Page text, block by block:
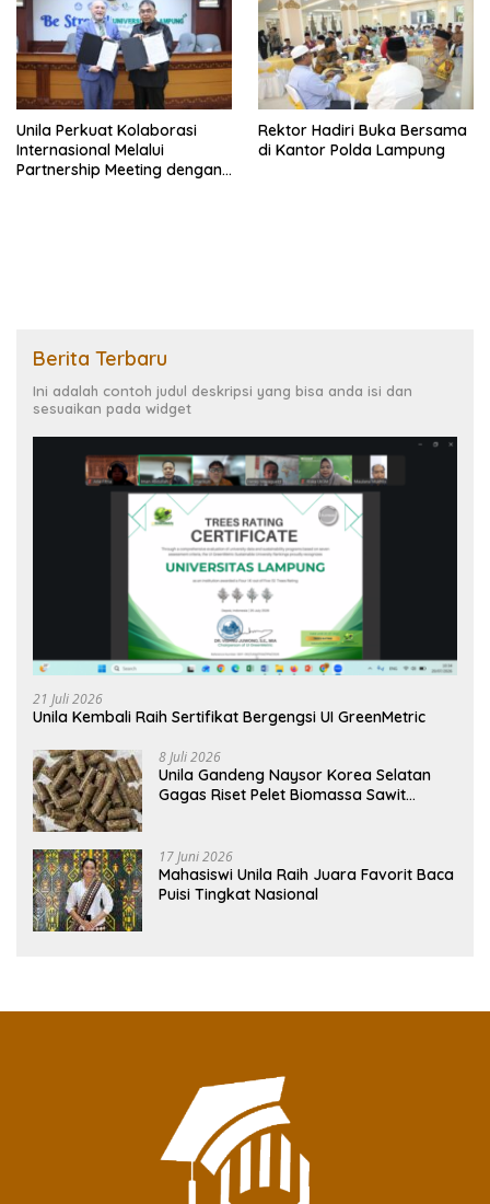
Unila Perkuat Kolaborasi
Internasional Melalui
Partnership Meeting dengan
Rektor Hadiri Buka Bersama
di Kantor Polda Lampung
Berita Terbaru
Ini adalah contoh judul deskripsi yang bisa anda isi dan
sesuaikan pada widget
21 Juli 2026
Unila Kembali Raih Sertifikat Bergengsi UI GreenMetric
8 Juli 2026
Unila Gandeng Naysor Korea Selatan
Gagas Riset Pelet Biomassa Sawit
17 Juni 2026
Mahasiswi Unila Raih Juara Favorit Baca
Puisi Tingkat Nasional